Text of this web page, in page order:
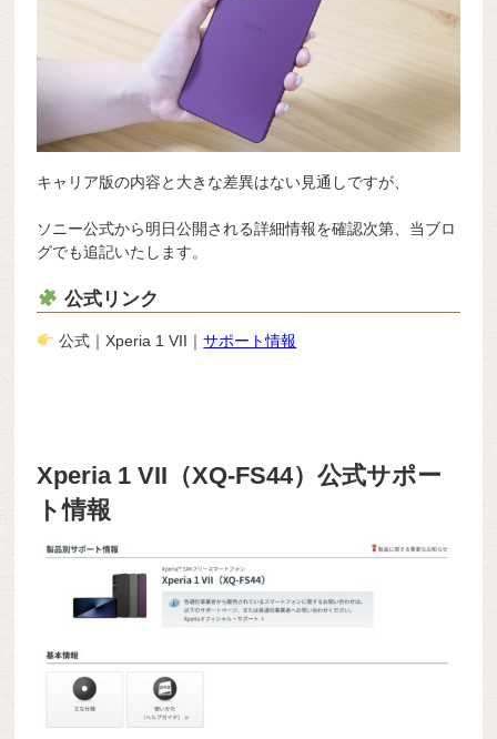
キャリア版の内容と大きな差異はない見通しですが、
ソニー公式から明日公開される詳細情報を確認次第、当ブロ
グでも追記いたします。
公式リンク
公式｜Xperia 1 VII｜サポート情報
Xperia 1 VII（XQ-FS44）公式サポー
ト情報